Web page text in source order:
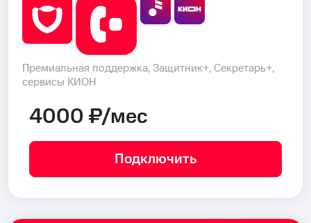
Премиальная поддержка, Защитник+, Секретарь+,
сервисы КИОН
4000 ₽/мес
Подключить